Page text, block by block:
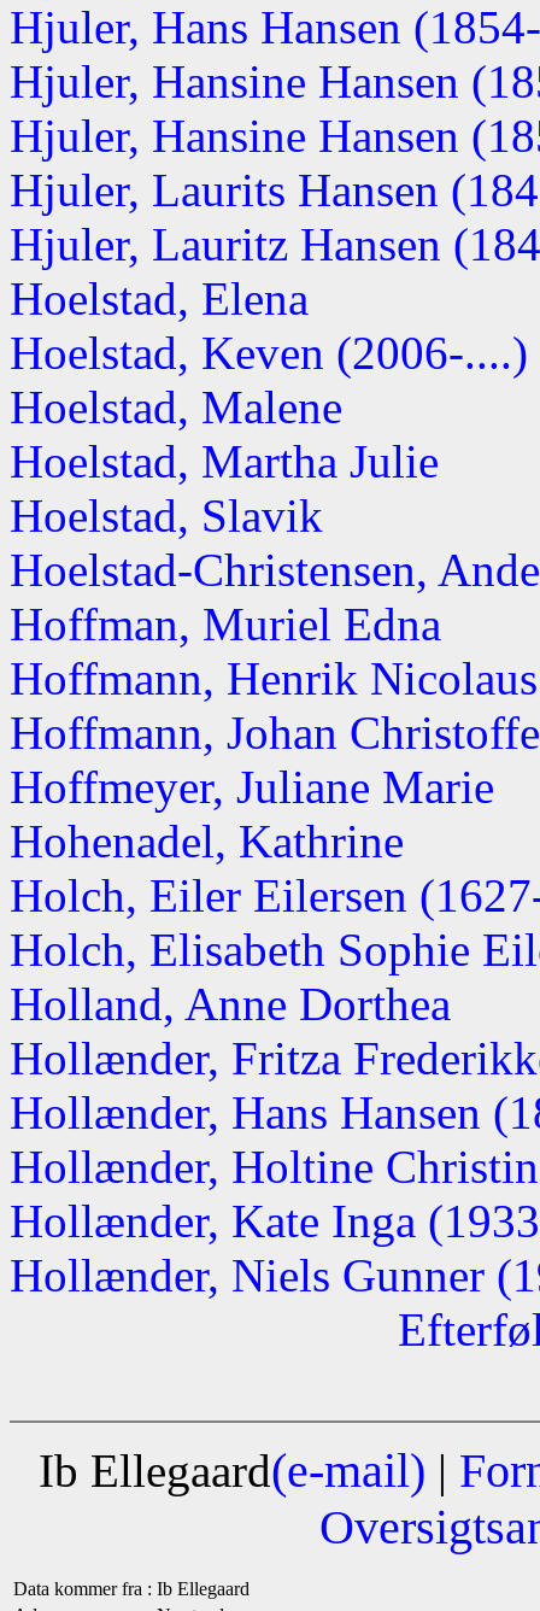
Hjuler, Hans Hansen
Hjuler, Hansine Hansen
Hjuler, Hansine Hansen
Hjuler, Laurits Hansen
Hjuler, Lauritz Hansen
Hoelstad, Elena
Hoelstad, Keven (2006-....)
Hoelstad, Malene
Hoelstad, Martha Julie
Hoelstad, Slavik
Hoelstad-Christensen,
Hoffman, Muriel Edna
Hoffmann, Henrik
Hoffmann, Johan
Hoffmeyer, Juliane Marie
Hohenadel, Kathrine
Holch, Eiler Eilersen
Holch, Elisabeth Sophie
Holland, Anne Dorthea
Hollænder, Fritza
Hollænder, Hans Hansen
Hollænder, Holtine
Hollænder, Kate Inga
Hollænder, Niels Gunner
Ib Ellegaard(e-mail) |
Data kommer fra : Ib Ellegaard